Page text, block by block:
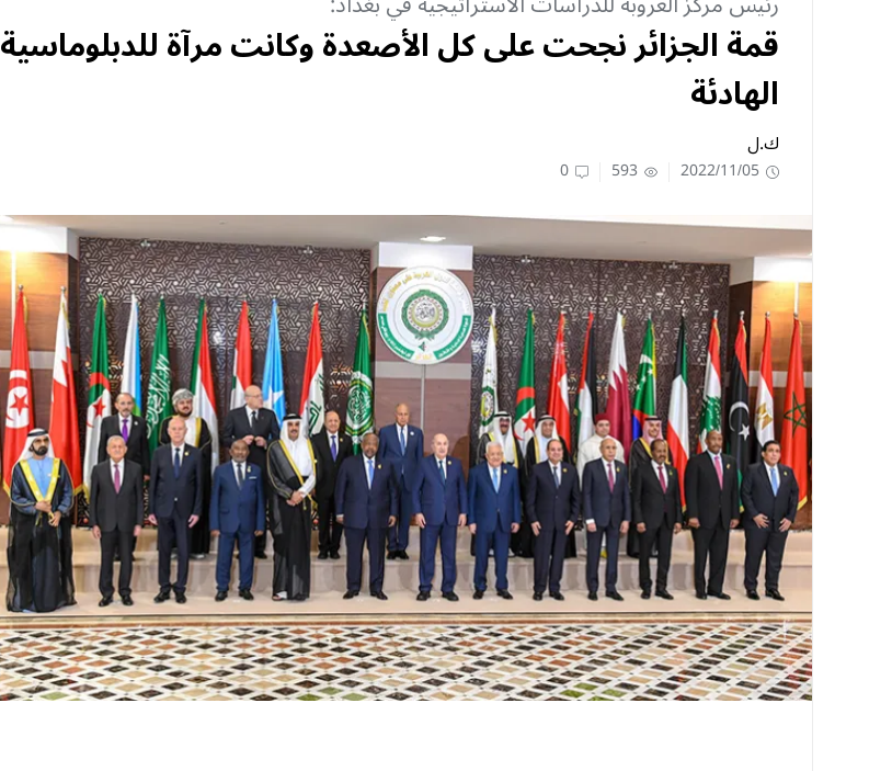
قمة الجزائر نجحت على كل الأصعدة وكانت مرآة للدبلوماسية
الهادئة
ك.ل
2022/11/05
593
0